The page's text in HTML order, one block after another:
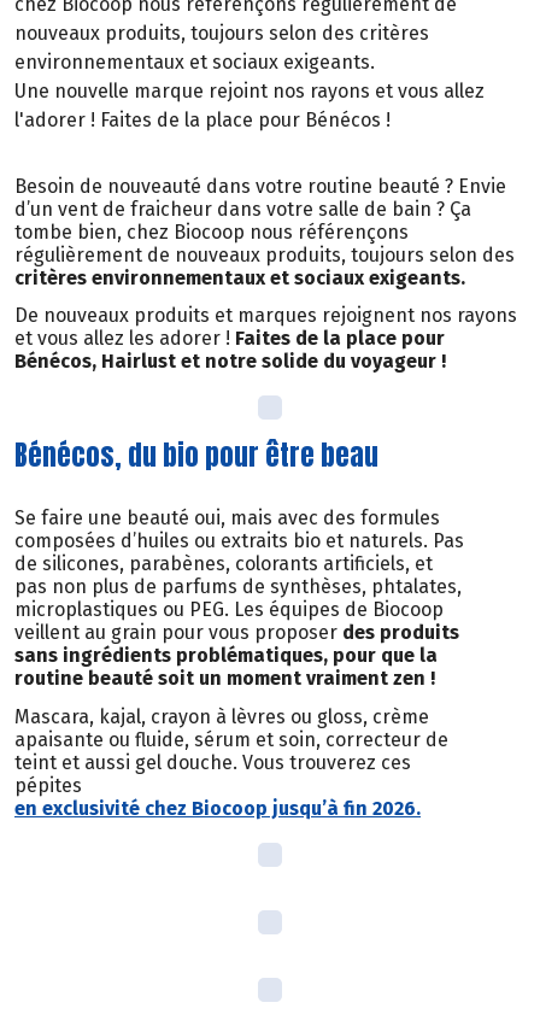
nouveaux produits, toujours selon des critères
environnementaux et sociaux exigeants.
Une nouvelle marque rejoint nos rayons et vous allez
l'adorer ! Faites de la place pour Bénécos !
Besoin de nouveauté dans votre routine beauté ? Envie
d’un vent de fraicheur dans votre salle de bain ? Ça
tombe bien, chez Biocoop nous référençons
régulièrement de nouveaux produits, toujours selon des
critères environnementaux et sociaux exigeants.
De nouveaux produits et marques rejoignent nos rayons
et vous allez les adorer ! Faites de la place pour
Bénécos, Hairlust et notre solide du voyageur !
Bénécos, du bio pour être beau
Se faire une beauté oui, mais avec des formules
composées d’huiles ou extraits bio et naturels. Pas
de silicones, parabènes, colorants artificiels, et
pas non plus de parfums de synthèses, phtalates,
microplastiques ou PEG. Les équipes de Biocoop
veillent au grain pour vous proposer des produits
sans ingrédients problématiques, pour que la
routine beauté soit un moment vraiment zen !
Mascara, kajal, crayon à lèvres ou gloss, crème
apaisante ou fluide, sérum et soin, correcteur de
teint et aussi gel douche. Vous trouverez ces
pépites
en exclusivité chez Biocoop jusqu’à fin 2026.